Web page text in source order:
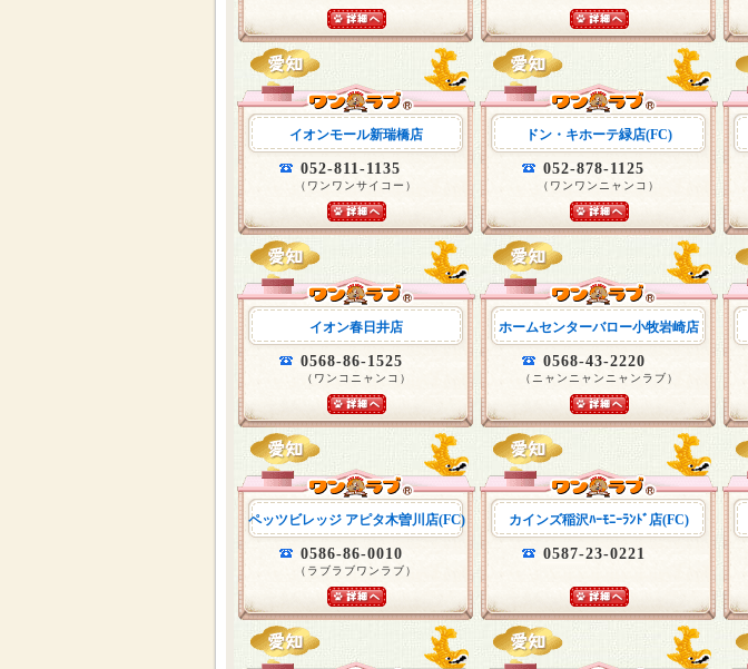
イオンモール新瑞橋店
052-811-1135
（ワンワンサイコー）
ドン・キホーテ緑店(FC)
052-878-1125
（ワンワンニャンコ）
イオン春日井店
0568-86-1525
（ワンコニャンコ）
ホームセンターバロー小牧岩崎店
0568-43-2220
（ニャンニャンニャンラブ）
ペッツビレッジ アピタ木曽川店(FC)
0586-86-0010
（ラブラブワンラブ）
カインズ稲沢ﾊｰﾓﾆｰﾗﾝﾄﾞ店(FC)
0587-23-0221